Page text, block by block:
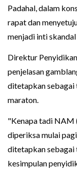
Padahal, dalam
rapat dan
menjadi inti skandal
Direktur
penjelasan
ditetapkan sebagai
maraton.
"Kenapa tadi NAM
diperiksa mulai
ditetapkan sebagai
kesimpulan